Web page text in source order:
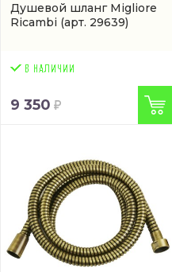
Душевой шланг Migliore
Ricambi (арт. 29639)
9 350